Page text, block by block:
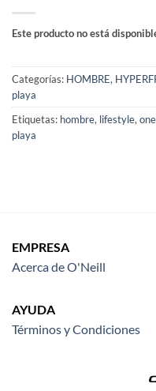
Este producto no está
Categorías: HOMBRE,
playa
Etiquetas: hombre, lifestyle,
playa
EMPRESA
Acerca de O'Neill
AYUDA
Términos y Condiciones